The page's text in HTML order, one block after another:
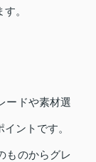
。
ードや素材選
ントです。
ものからグレ